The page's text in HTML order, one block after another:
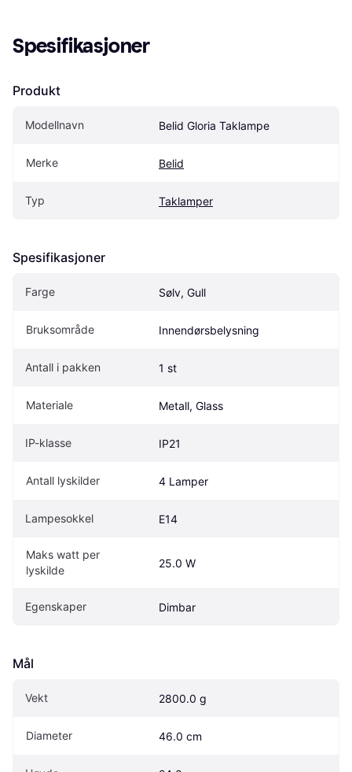
Spesifikasjoner
Produkt
Modellnavn Belid Gloria Taklampe
Merke Belid
Typ Taklamper
Spesifikasjoner
Farge Sølv, Gull
Bruksområde Innendørsbelysning
Antall i pakken 1 st
Materiale Metall, Glass
IP-klasse IP21
Antall lyskilder 4 Lamper
Lampesokkel E14
Maks watt per
lyskilde
25.0 W
Egenskaper Dimbar
Mål
Vekt 2800.0 g
Diameter 46.0 cm